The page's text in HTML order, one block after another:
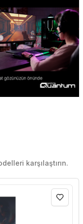
karşılaştırın.